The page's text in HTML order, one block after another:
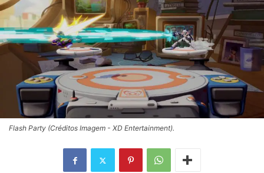
Flash Party (Créditos Imagem - XD Entertainment).